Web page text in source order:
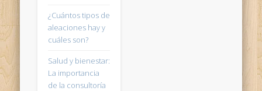
¿Cuántos tipos de
aleaciones hay y
cuáles son?
Salud y bienestar:
La importancia
de la consultoría